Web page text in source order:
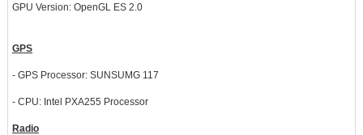
GPU Version: OpenGL ES 2.0
GPS
- GPS Processor: SUNSUMG 117
- CPU: Intel PXA255 Processor
Radio